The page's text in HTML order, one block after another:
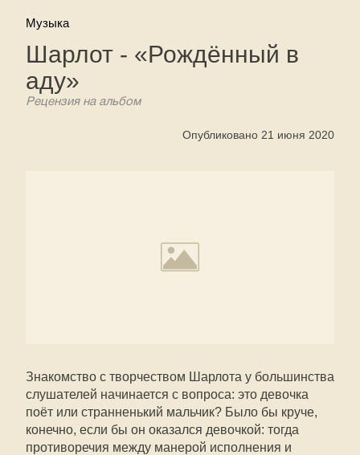
Музыка
Шарлот - «Рождённый в
аду»
Рецензия на альбом
Опубликовано 21 июня 2020
Знакомство с творчеством Шарлота у большинства
слушателей начинается с вопроса: это девочка
поёт или странненький мальчик? Было бы круче,
конечно, если бы он оказался девочкой: тогда
противоречия между манерой исполнения и